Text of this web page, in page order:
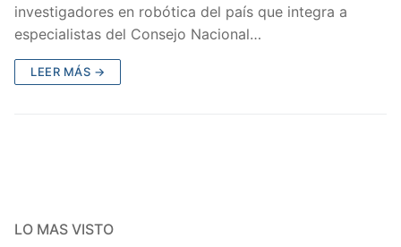
investigadores en robótica del país que integra a
especialistas del Consejo Nacional…
LEER MÁS →
LO MAS VISTO